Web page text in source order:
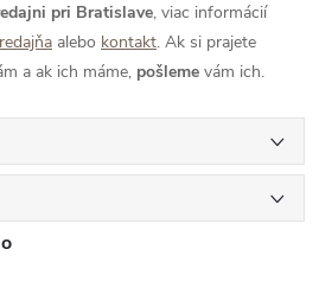
pri Bratislave, viac informácií
alebo kontakt. Ak si prajete
a ak ich máme, pošleme vám ich.